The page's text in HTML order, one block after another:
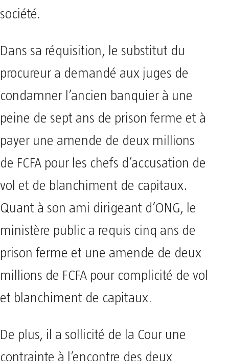
société.
Dans sa réquisition, le substitut du
procureur a demandé aux juges de
condamner l’ancien banquier à une
peine de sept ans de prison ferme et à
payer une amende de deux millions
de FCFA pour les chefs d’accusation de
vol et de blanchiment de capitaux.
Quant à son ami dirigeant d’ONG, le
ministère public a requis cinq ans de
prison ferme et une amende de deux
millions de FCFA pour complicité de vol
et blanchiment de capitaux.
De plus, il a sollicité de la Cour une
contrainte à l’encontre des deux